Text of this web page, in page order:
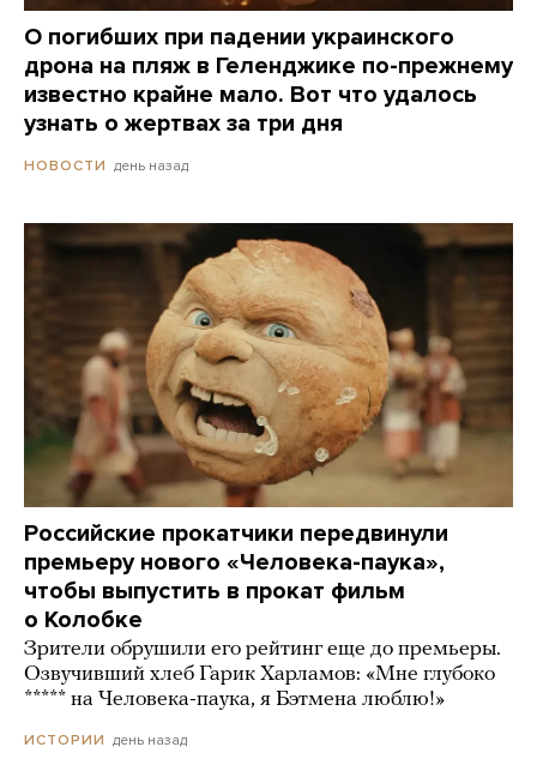
О погибших при падении украинского
дрона на пляж в Геленджике по-прежнему
известно крайне мало. Вот что удалось
узнать о жертвах за три дня
НОВОСТИ день назад
Российские прокатчики передвинули
премьеру нового «Человека-паука»,
чтобы выпустить в прокат фильм
о Колобке
Зрители обрушили его рейтинг еще до премьеры.
Озвучивший хлеб Гарик Харламов: «Мне глубоко
***** на Человека-паука, я Бэтмена люблю!»
ИСТОРИИ день назад